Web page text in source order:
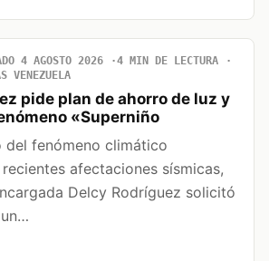
4 AGOSTO 2026
4 MIN DE LECTURA
VENEZUELA
pide plan de ahorro de luz y
«Superniño
del fenómeno climático
afectaciones sísmicas,
Delcy Rodríguez solicitó